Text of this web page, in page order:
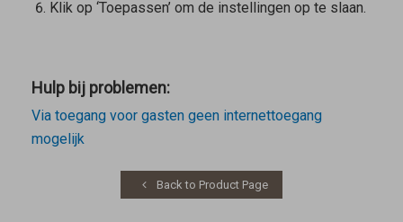
Klik op ‘Toepassen’ om de instellingen op te slaan.
Hulp bij problemen:
Via toegang voor gasten geen internettoegang
mogelijk
Back to Product Page